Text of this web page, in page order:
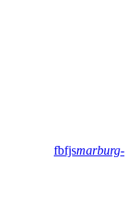
fbfjsmarburg-